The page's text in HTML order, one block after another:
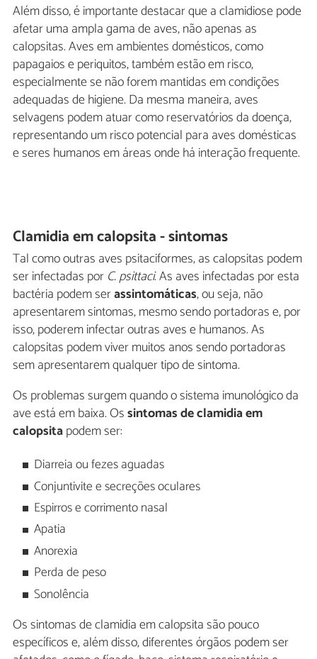
Além disso, é importante destacar que a clamidiose pode
afetar uma ampla gama de aves, não apenas as
calopsitas. Aves em ambientes domésticos, como
papagaios e periquitos, também estão em risco,
especialmente se não forem mantidas em condições
adequadas de higiene. Da mesma maneira, aves
selvagens podem atuar como reservatórios da doença,
representando um risco potencial para aves domésticas
e seres humanos em áreas onde há interação frequente.
Clamidia em calopsita - sintomas
Tal como outras aves psitaciformes, as calopsitas podem
ser infectadas por C. psittaci. As aves infectadas por esta
bactéria podem serassintomáticas, ou seja, não
apresentarem sintomas, mesmo sendo portadoras e, por
isso, poderem infectar outras aves e humanos. As
calopsitas podem viver muitos anos sendo portadoras
sem apresentarem qualquer tipo de sintoma.
Os problemas surgem quando o sistema imunológico da
ave está em baixa. Ossintomas de clamidia em
calopsitapodem ser:
Diarreia ou fezes aguadas
Conjuntivite e secreções oculares
Espirros e corrimento nasal
Apatia
Anorexia
Perda de peso
Sonolência
Os sintomas de clamidia em calopsita são pouco
específicos e, além disso, diferentes órgãos podem ser